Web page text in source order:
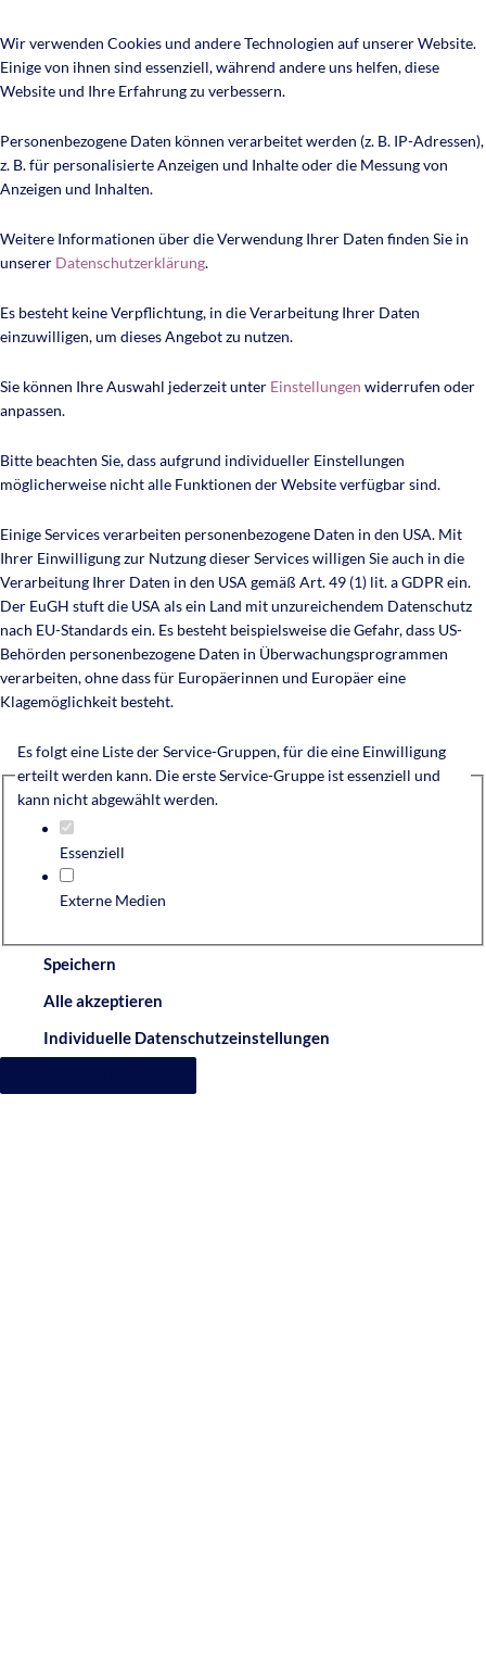
Wir verwenden Cookies und andere Technologien auf unserer Website.
Einige von ihnen sind essenziell, während andere uns helfen, diese
Website und Ihre Erfahrung zu verbessern.
Personenbezogene Daten können verarbeitet werden (z. B. IP-Adressen),
z. B. für personalisierte Anzeigen und Inhalte oder die Messung von
Anzeigen und Inhalten.
Weitere Informationen über die Verwendung Ihrer Daten finden Sie in
unserer Datenschutzerklärung.
Es besteht keine Verpflichtung, in die Verarbeitung Ihrer Daten
einzuwilligen, um dieses Angebot zu nutzen.
Sie können Ihre Auswahl jederzeit unter Einstellungen widerrufen oder
anpassen.
Bitte beachten Sie, dass aufgrund individueller Einstellungen
möglicherweise nicht alle Funktionen der Website verfügbar sind.
Einige Services verarbeiten personenbezogene Daten in den USA. Mit
Ihrer Einwilligung zur Nutzung dieser Services willigen Sie auch in die
Verarbeitung Ihrer Daten in den USA gemäß Art. 49 (1) lit. a GDPR ein.
Der EuGH stuft die USA als ein Land mit unzureichendem Datenschutz
nach EU-Standards ein. Es besteht beispielsweise die Gefahr, dass US-
Behörden personenbezogene Daten in Überwachungsprogrammen
verarbeiten, ohne dass für Europäerinnen und Europäer eine
Klagemöglichkeit besteht.
Es folgt eine Liste der Service-Gruppen, für die eine Einwilligung
erteilt werden kann. Die erste Service-Gruppe ist essenziell und
kann nicht abgewählt werden.
Essenziell
Externe Medien
Speichern
Alle akzeptieren
Individuelle Datenschutzeinstellungen